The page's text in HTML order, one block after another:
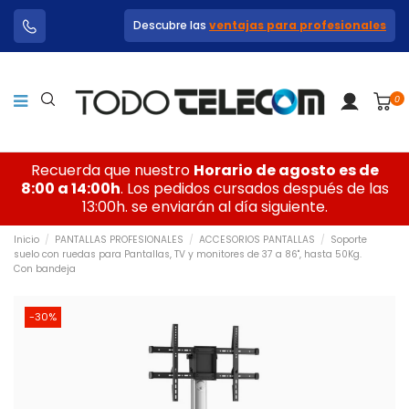
Descubre las ventajas para profesionales
0
Recuerda que nuestro Horario de agosto es de
8:00 a 14:00h. Los pedidos cursados después de las
13:00h. se enviarán al día siguiente.
Inicio PANTALLAS PROFESIONALES ACCESORIOS PANTALLAS
Soporte
suelo con ruedas para Pantallas, TV y monitores de 37 a 86", hasta 50Kg.
Con bandeja
-30%